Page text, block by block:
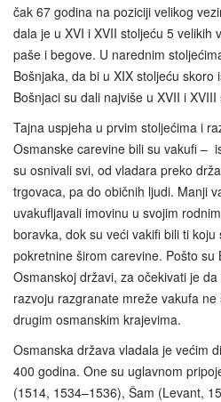
čak 67 godina na poziciji velikog
dala je u XVI i XVII stoljeću 5 velikih
paše i begove. U narednim
Bošnjaka, da bi u XIX stoljeću skoro
Bošnjaci su dali najviše u XVII i XVIII
Tajna uspjeha u prvim stoljećima i
Osmanske carevine bili su vakufi –
su osnivali svi, od vladara preko
trgovaca, pa do običnih ljudi. Manji
uvakufljavali imovinu u svojim
boravka, dok su veći vakifi bili ti
pokretnine širom carevine. Pošto su
Osmanskoj državi, za očekivati je
razvoju razgranate mreže vakufa
drugim osmanskim krajevima.
Osmanska država vladala je većim
400 godina. One su uglavnom
(1514, 1534–1536), Šam (Levant,